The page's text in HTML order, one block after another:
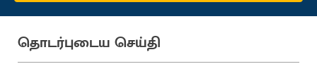
தொடர்புடைய செய்தி